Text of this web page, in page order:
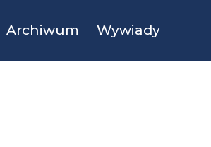
Archiwum Wywiady